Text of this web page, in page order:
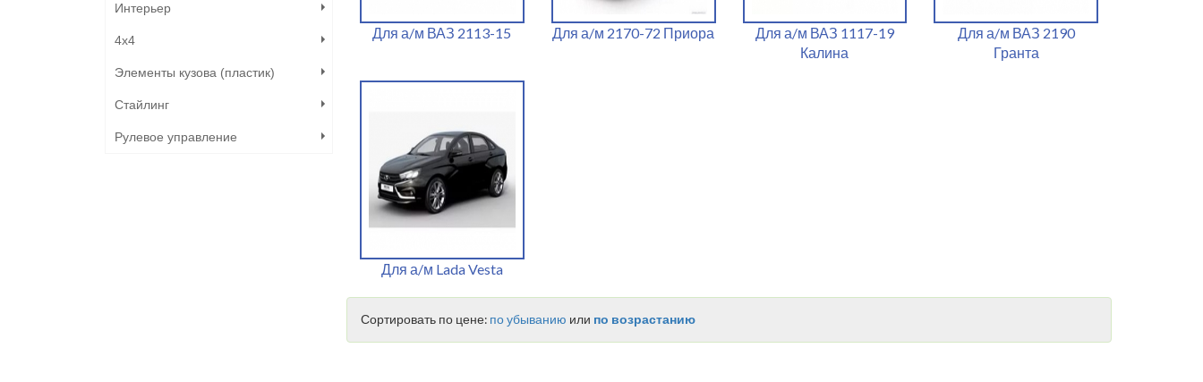
Интерьер
4х4
Элементы кузова (пластик)
Стайлинг
Рулевое управление
Для а/м ВАЗ 2113-15 Для а/м 2170-72 Приора
Для а/м ВАЗ 1117-19
Калина
Для а/м ВАЗ 2190
Гранта
Для а/м Lada Vesta
Сортировать по цене: по убыванию или по возрастанию